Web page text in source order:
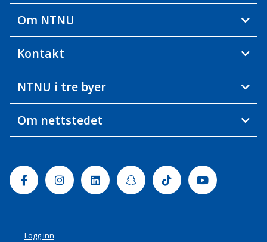
Om NTNU
Kontakt
NTNU i tre byer
Om nettstedet
FacebookInstagramLinkedinSnapchatTiktok Youtube
Logg inn